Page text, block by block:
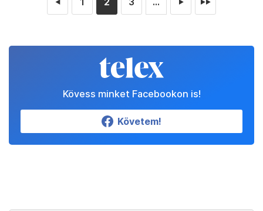
◄ ► ►►
Kövess minket Facebookon is!
Követem!